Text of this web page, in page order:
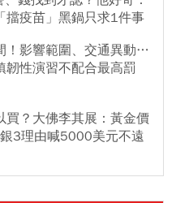
疫苗」黑鍋只求1件事
！影響範圍、交通異動…
性演習不配合最高罰
買？大佛李其展：黃金價
3理由喊5000美元不遠